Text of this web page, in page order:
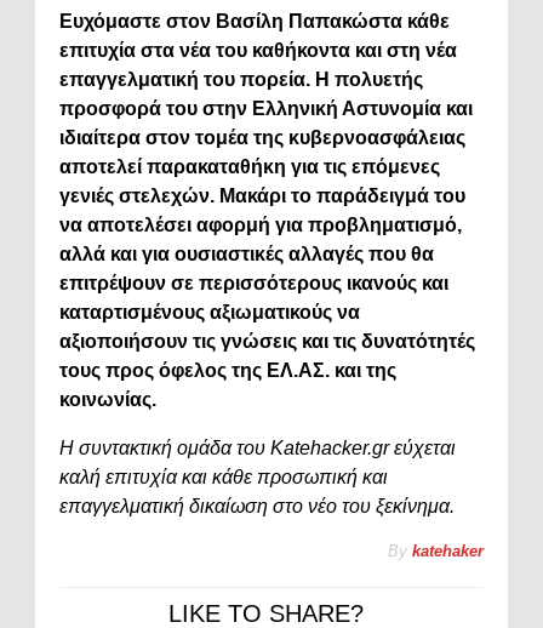
Ευχόμαστε στον Βασίλη Παπακώστα κάθε
επιτυχία στα νέα του καθήκοντα και στη νέα
επαγγελματική του πορεία. Η πολυετής
προσφορά του στην Ελληνική Αστυνομία και
ιδιαίτερα στον τομέα της κυβερνοασφάλειας
αποτελεί παρακαταθήκη για τις επόμενες
γενιές στελεχών. Μακάρι το παράδειγμά του
να αποτελέσει αφορμή για προβληματισμό,
αλλά και για ουσιαστικές αλλαγές που θα
επιτρέψουν σε περισσότερους ικανούς και
καταρτισμένους αξιωματικούς να
αξιοποιήσουν τις γνώσεις και τις δυνατότητές
τους προς όφελος της ΕΛ.ΑΣ. και της
κοινωνίας.
Η συντακτική ομάδα του Katehacker.gr εύχεται
καλή επιτυχία και κάθε προσωπική και
επαγγελματική δικαίωση στο νέο του ξεκίνημα.
By katehaker
LIKE TO SHARE?